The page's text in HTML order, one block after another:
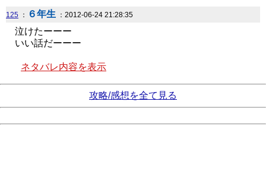
125 ： ６年生 ：2012-06-24 21:28:35
泣けたーーー
いい話だーーー
ネタバレ内容を表示
攻略/感想を全て見る